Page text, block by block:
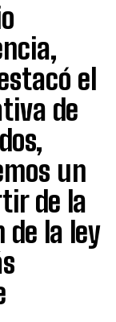
el
de
un
de la
la ley